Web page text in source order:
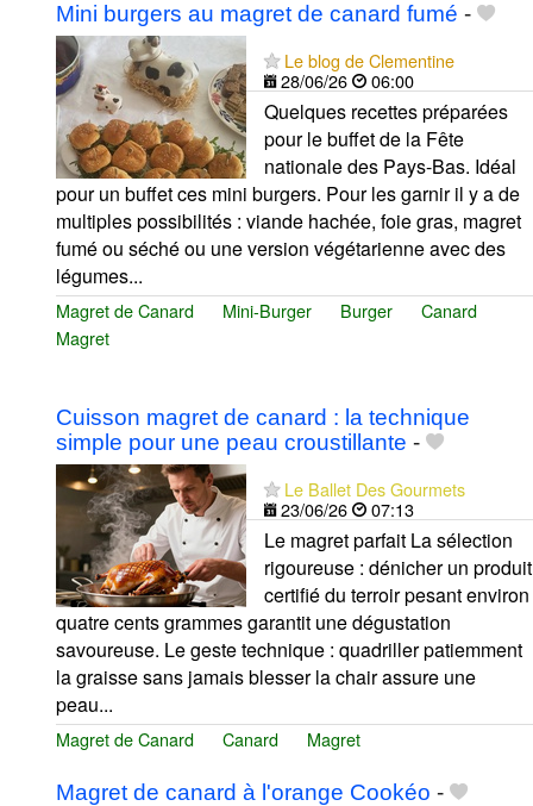
Mini burgers au magret de canard fumé -
Le blog de Clementine
28/06/26
06:00
Quelques recettes préparées
pour le buffet de la Fête
nationale des Pays-Bas. Idéal
pour un buffet ces mini burgers. Pour les garnir il y a de
multiples possibilités : viande hachée, foie gras, magret
fumé ou séché ou une version végétarienne avec des
légumes...
Magret de Canard Mini-Burger Burger
Canard
Magret
Cuisson magret de canard : la technique
simple pour une peau croustillante -
Le Ballet Des Gourmets
23/06/26
07:13
Le magret parfait La sélection
rigoureuse : dénicher un produit
certifié du terroir pesant environ
quatre cents grammes garantit une dégustation
savoureuse. Le geste technique : quadriller patiemment
la graisse sans jamais blesser la chair assure une
peau...
Magret de Canard Canard Magret
Magret de canard à l'orange Cookéo -